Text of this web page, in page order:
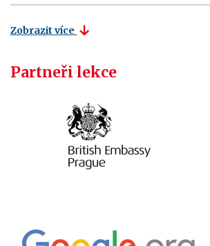
Zobrazit více
Partneři lekce